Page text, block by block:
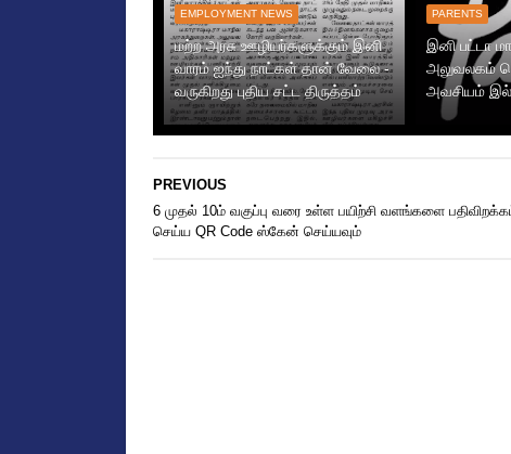
EMPLOYMENT NEWS
மற்ற அரசு ஊழியர்களுக்கும் இனி
வாரம் ஐந்து நாட்கள் தான் வேலை -
வருகிறது புதிய சட்ட திருத்தம்
PARENTS
இனி பட்டா
அலுவலகம்
அவசியம்
PREVIOUS
6 முதல் 10ம் வகுப்பு வரை உள்ள பயிற்சி வளங்களை
செய்ய QR Code ஸ்கேன் செய்யவும்